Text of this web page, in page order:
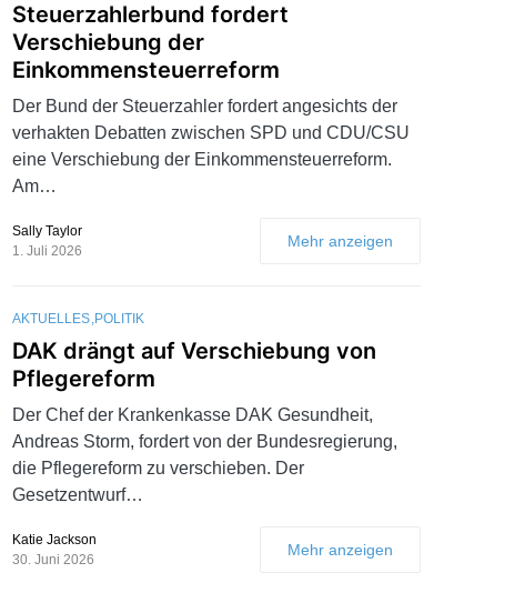
Steuerzahlerbund fordert
Verschiebung der
Einkommensteuerreform
Der Bund der Steuerzahler fordert angesichts der
verhakten Debatten zwischen SPD und CDU/CSU
eine Verschiebung der Einkommensteuerreform.
Am…
Sally Taylor
1. Juli 2026
Mehr anzeigen
AKTUELLES POLITIK
DAK drängt auf Verschiebung von
Pflegereform
Der Chef der Krankenkasse DAK Gesundheit,
Andreas Storm, fordert von der Bundesregierung,
die Pflegereform zu verschieben. Der
Gesetzentwurf…
Katie Jackson
30. Juni 2026
Mehr anzeigen